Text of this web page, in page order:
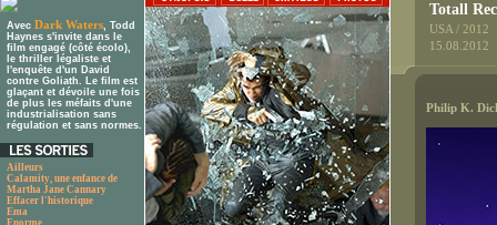
Avec Dark Waters, Todd
Haynes s'invite dans le
film engagé (côté écolo),
le thriller légaliste et
l'enquête d'un David
contre Goliath. Le film est
glaçant et dévoile une fois
de plus les méfaits d'une
industrialisation sans
régulation et sans normes.
Ailleurs
Calamity, une enfance de
Martha Jane Cannary
Effacer l'historique
Ema
Enorme
Totall
USA / 2012
15.08.2012
Philip K.